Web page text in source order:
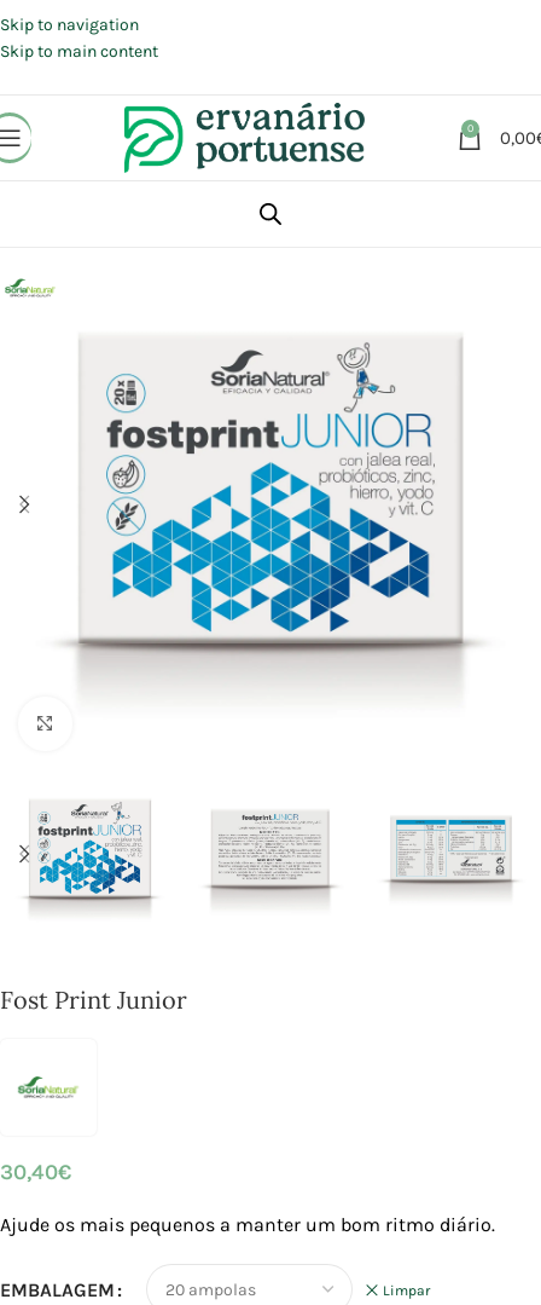
Skip to navigation
Skip to main content
0 0,00
Suplementos alimentares
Fost Print Junior
30,40€
Ajude os mais pequenos a manter um bom ritmo diário.
EMBALAGEM Limpar